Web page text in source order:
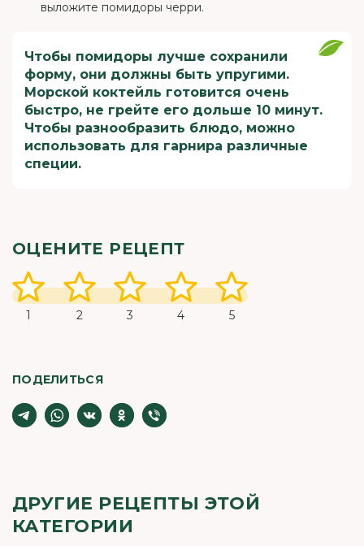
выложите помидоры черри.
Чтобы помидоры лучше сохранили
форму, они должны быть упругими.
Морской коктейль готовится очень
быстро, не грейте его дольше 10 минут.
Чтобы разнообразить блюдо, можно
использовать для гарнира различные
специи.
ОЦЕНИТЕ РЕЦЕПТ
1 2 3 4 5
ПОДЕЛИТЬСЯ
ДРУГИЕ РЕЦЕПТЫ ЭТОЙ
КАТЕГОРИИ